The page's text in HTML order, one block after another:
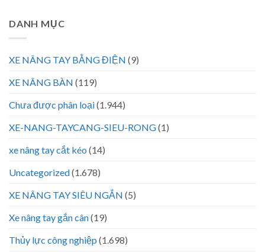
DANH MỤC
XE NÂNG TAY BẰNG ĐIỆN (9)
XE NÂNG BÀN (119)
Chưa được phân loại(1.944)
XE-NANG-TAYCANG-SIEU-RONG(1)
xe nâng tay cắt kéo (14)
Uncategorized(1.678)
XE NÂNG TAY SIÊU NGẮN (5)
Xe nâng tay gắn cân(19)
Thủy lực công nghiệp (1.698)